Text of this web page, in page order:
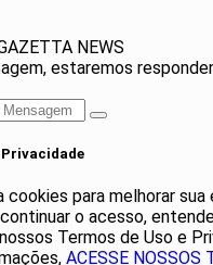
NEWS
estaremos
Privacidade
cookies para melhorar sua
o acesso,
Termos de Uso e
ACESSE NOSSOS